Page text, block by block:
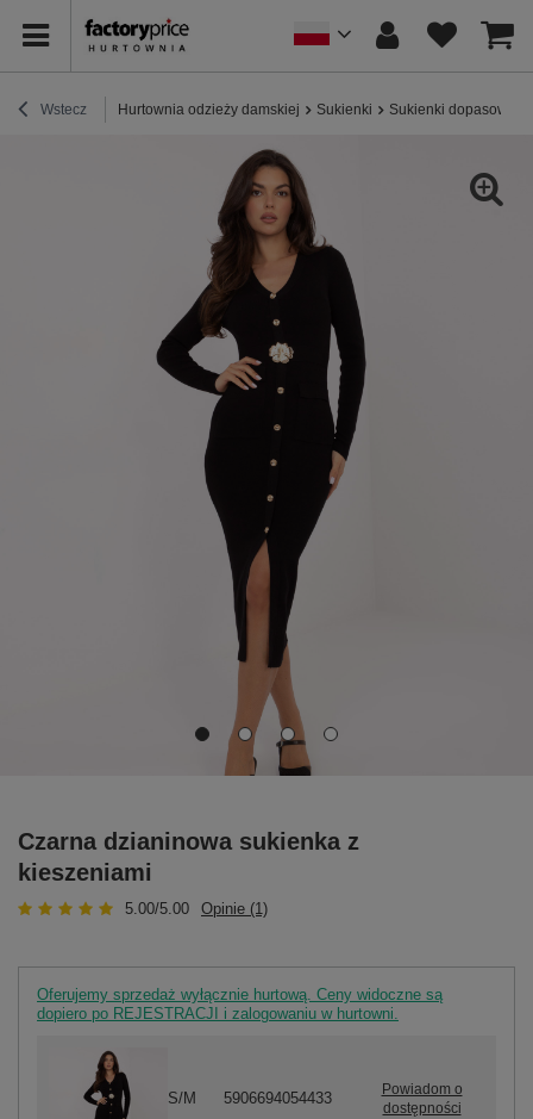
Wstecz Hurtownia odzieży damskiej Sukienki Sukienki dopasowane
Czarna dzianinowa sukienka z
kieszeniami
5.00/5.00 Opinie (1)
Oferujemy sprzedaż wyłącznie hurtową. Ceny widoczne są
dopiero po REJESTRACJI i zalogowaniu w hurtowni.
S/M 5906694054433
Powiadom o
dostępności